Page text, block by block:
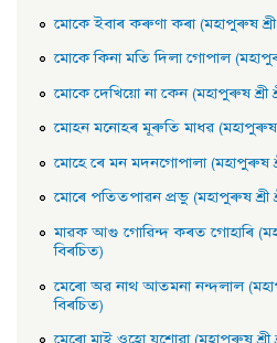
মােকে ইবাৰ কৰুণা কৰা (মহাপুৰুষ শ্ৰী
মােকে কিনা মতি দিলা গােপাল
মােকে দেখিয়াে না কেন (মহাপুৰুষ শ্ৰী
মােহন মনােহৰ মূৰুতি মাধৱ (মহাপুৰুষ
মােহে ৰে মন মদনগােপালা (মহাপুৰুষ
মােৰে পতিতপাৱন প্রভু (মহাপুৰুষ শ্ৰী
মাৱক আগু গােৱিন্দ কৰত গােহাৰি
বিৰচিত)
মেৰাে অৱ নাথ আতমনা নন্দলাল
বিৰচিত)